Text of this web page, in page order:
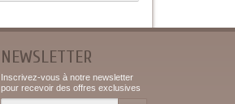
NEWSLETTER
Inscrivez-vous à notre newsletter
pour recevoir des offres exclusives